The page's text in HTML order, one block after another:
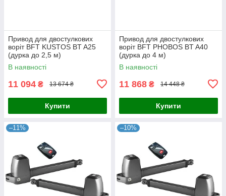
Привод для двостулкових
воріт BFT KUSTOS BT A25
(дурка до 2,5 м)
В наявності
11 094 ₴ 13 674 ₴
Купити
Привод для двостулкових
воріт BFT PHOBOS BT A40
(дурка до 4 м)
В наявності
11 868 ₴ 14 448 ₴
Купити
–11% –10%